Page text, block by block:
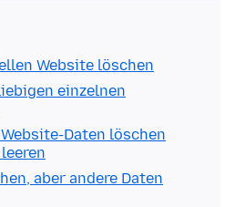
Website löschen
einzelnen
Daten löschen
aber andere Daten